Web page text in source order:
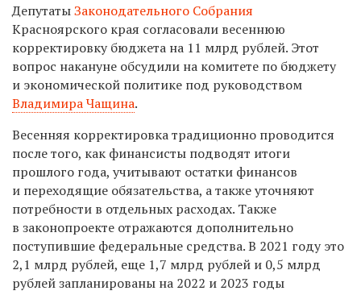
ДепутатыЗаконодательного Собрания
Красноярского края согласовали весеннюю
корректировку бюджета на 11 млрд рублей. Этот
вопрос накануне обсудили на комитете по бюджету
и экономической политике под руководством
Владимира Чащина.
Весенняя корректировка традиционно проводится
после того, как финансисты подводят итоги
прошлого года, учитывают остатки финансов
и переходящие обязательства, а также уточняют
потребности в отдельных расходах. Также
в законопроекте отражаются дополнительно
поступившие федеральные средства. В 2021 году это
2,1 млрд рублей, еще 1,7 млрд рублей и 0,5 млрд
рублей запланированы на 2022 и 2023 годы